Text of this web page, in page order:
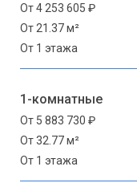
От 4 253 605 ₽
От 21.37 м²
От 1 этажа
1-комнатные
От 5 883 730 ₽
От 32.77 м²
От 1 этажа